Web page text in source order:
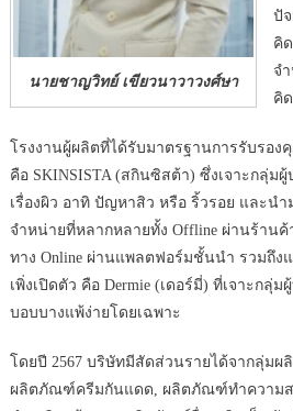
นายชาญวิทย์ เขียวนาวาวงศ์ษา
ปั
คิ
จ
คิ
โรงงานผู้ผลิตที่ได้รับมาตรฐานการรับรอ
คือ SKINSISTA (สกินซิสต้า) ซึ่งเจาะกลุ่ม
เรื่องผิว อาทิ ปัญหาสิว หรือ ริ้วรอย และน
จำหน่ายที่หลากหลายทั้ง Offline ผ่านร้าน
ทาง Online ผ่านแพลตฟอร์มชั้นนำ รวมถึง
เพิ่งเปิดตัว คือ Dermie (เดอร์มี่) ที่เจาะกลุ่
บอบบางแพ้ง่ายโดยเฉพาะ
โดยปี 2567 บริษัทมีสัดส่วนรายได้จากลุ่มผ
ผลิตภัณฑ์ครีมกันแดด, ผลิตภัณฑ์ทำความ